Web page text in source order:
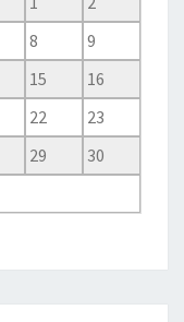
8
9
15
16
22
23
29
30